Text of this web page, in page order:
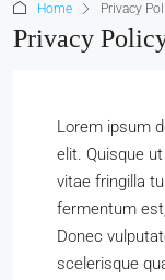
Home Privacy
Privacy
Lorem ipsum
elit. Quisque
vitae fringilla
fermentum
Donec
scelerisque